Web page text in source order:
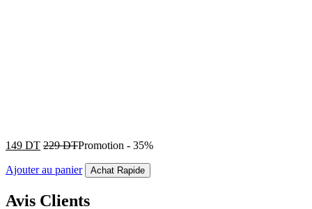
149 DT 229DTPromotion - 35%
Ajouter au panier Achat Rapide
Avis Clients